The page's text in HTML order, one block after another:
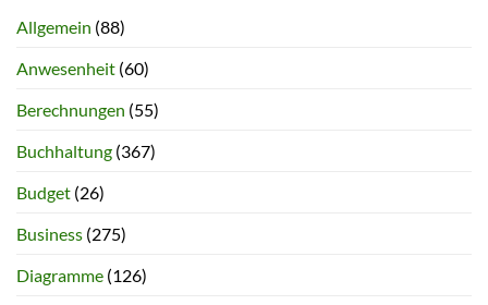
Allgemein (88)
Anwesenheit (60)
Berechnungen (55)
Buchhaltung (367)
Budget (26)
Business (275)
Diagramme (126)